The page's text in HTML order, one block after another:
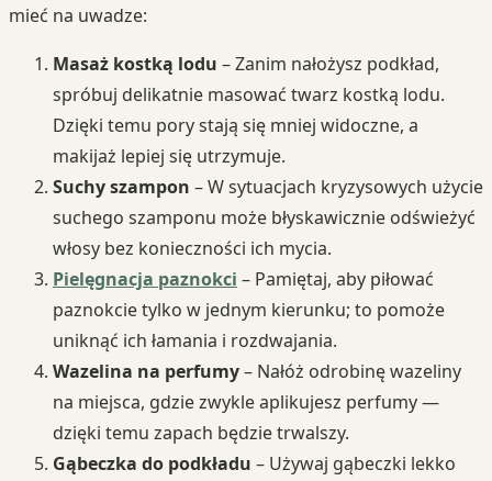
mieć na uwadze:
Masaż kostką lodu – Zanim nałożysz podkład,
spróbuj delikatnie masować twarz kostką lodu.
Dzięki temu pory stają się mniej widoczne, a
makijaż lepiej się utrzymuje.
Suchy szampon – W sytuacjach kryzysowych użycie
suchego szamponu może błyskawicznie odświeżyć
włosy bez konieczności ich mycia.
Pielęgnacja paznokci – Pamiętaj, aby piłować
paznokcie tylko w jednym kierunku; to pomoże
uniknąć ich łamania i rozdwajania.
Wazelina na perfumy– Nałóż odrobinę wazeliny
na miejsca, gdzie zwykle aplikujesz perfumy —
dzięki temu zapach będzie trwalszy.
Gąbeczka do podkładu – Używaj gąbeczki lekko